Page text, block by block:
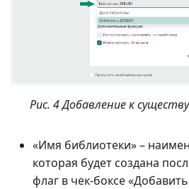
Рис. 4 Добавление к
«Имя библиотеки» –
которая будет создана
флаг в чек-боксе